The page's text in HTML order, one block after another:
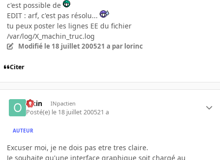
c'est possible de
EDIT : arf, c'est pas résolu...
tu peux poster les lignes EE du fichier
/var/log/X_machin_truc.log
Modifié le 18 juillet 200521 a par lorinc
Citer
Okin INpactien
Posté(e) le 18 juillet 200521 a
AUTEUR
Excuser moi, je ne dois pas etre tres claire.
Je souhaite qu'une interface graphique soit chargé au